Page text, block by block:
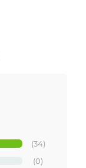
(34)
(0)